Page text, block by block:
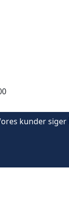
kunder siger